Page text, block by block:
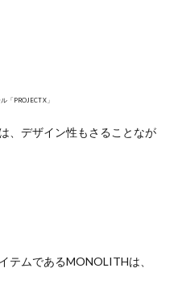
「PROJECT X」
、デザイン性もさることなが
テムであるMONOLITHは、